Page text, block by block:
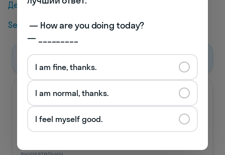
Детские слова в английском
Selfie и его свита
— _________
I am fine, thanks.
I am normal, thanks.
I feel myself good.